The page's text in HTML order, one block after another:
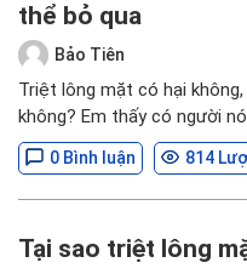
thể bỏ qua
Bảo Tiên
Triệt lông mặt có hại
không? Em thấy có người
0 Bình luận 814
Tại sao triệt lông